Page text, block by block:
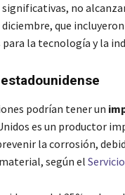
no
que
la tecnología y la
podrían tener un
es un productor
la corrosión,
según el